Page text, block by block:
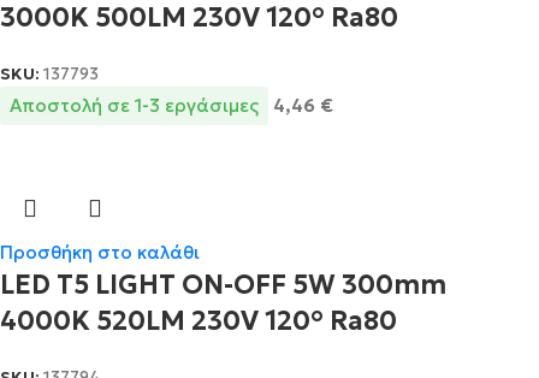
3000K 500LM 230V 120° Ra80
SKU: 137793
Αποστολή σε 1-3 εργάσιμες 4,46 €
Προσθήκη στο καλάθι
LED T5 LIGHT ON-OFF 5W 300mm
4000K 520LM 230V 120° Ra80